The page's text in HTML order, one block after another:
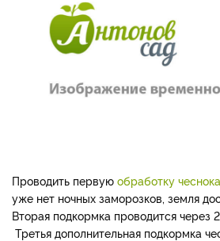
Проводить первую обработку
уже нет ночных заморозков, земля
Вторая подкормка проводится через
Третья дополнительная подкормка